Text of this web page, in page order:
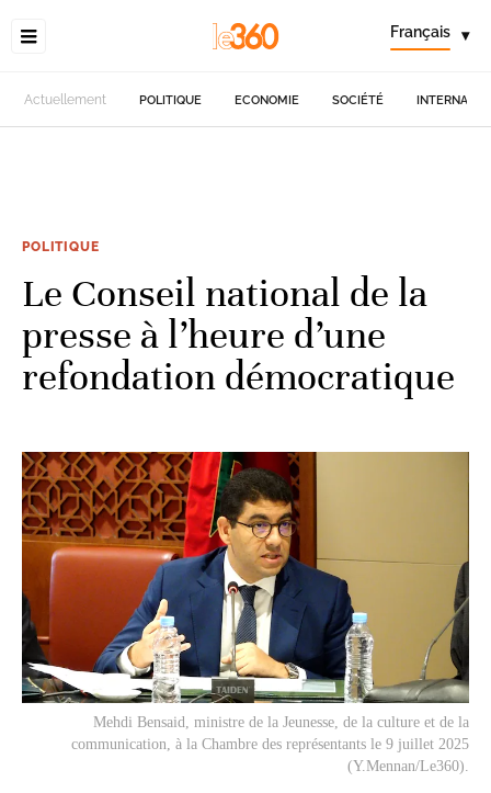
Français ▾
Actuellement POLITIQUE ECONOMIE SOCIÉTÉ
POLITIQUE
Le Conseil national de la
presse à l’heure d’une
refondation démocratique
Mehdi Bensaid, ministre de la Jeunesse, de la culture et de la
communication, à la Chambre des représentants le 9 juillet 2025
(Y.Mennan/Le360).